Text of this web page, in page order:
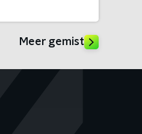
Meer gemist